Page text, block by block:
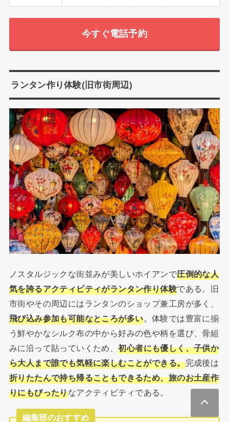
今すぐ電話予約
ランタン作り体験(旧市街周辺)
ノスタルジックな街並みが美しいホイアンで圧倒的な人
気を誇るアクティビティがランタン作り体験である。旧
市街やその周辺にはランタンのショップ兼工房が多く、
飛び込み参加も可能なところが多い。体験では豊富に揃
う鮮やかなシルク布の中から好みの色や柄を選び、骨組
みに沿って貼っていくため、初心者にも優しく、子供か
ら大人まで誰でも気軽に楽しむことができる。完成後は
折りたたんで持ち帰ることもできるため、旅のお土産作
りにもぴったりなアクティビティである。
編集部のおすすめ